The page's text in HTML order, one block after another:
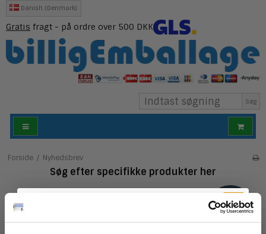
Danish (Denmark)
Gratis fragt - på ordre over 500 DKK
Søg
Forside / Nyhedsbrev
Søg efter specifikke produkter her